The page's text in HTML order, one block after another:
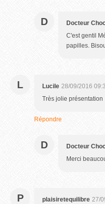
D Docteur
C'est gentil
papilles.
L Lucile 28/09/2016
Très jolie présentation
Répondre
D Docteur
Merci
P plaisiretequilibre 27/